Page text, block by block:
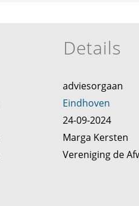
Details
adviesorgaan
Eindhoven
24-09-2024
Marga Kersten
Vereniging de